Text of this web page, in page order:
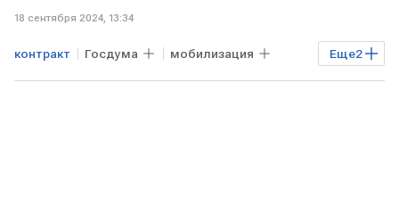
18 сентября 2024, 13:34
Еще2
контракт Госдума мобилизация
заключенные военная служба